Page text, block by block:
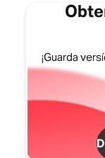
¡Guarda